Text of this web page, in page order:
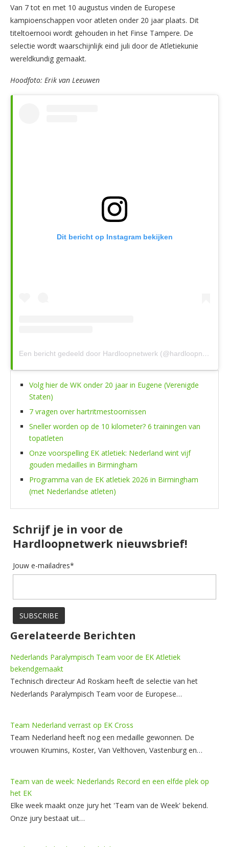
Van 7 tot en met 10 augustus vinden de Europese
kampioenschappen voor atleten onder 20 jaar plaats. Dit
titeltoernooi wordt gehouden in het Finse Tampere. De
selectie wordt waarschijnlijk eind juli door de Atletiekunie
wereldkundig gemaakt.
Hoodfoto: Erik van Leeuwen
Dit bericht op Instagram bekijken
Een bericht gedeeld door Hardloopnetwerk (@hardloopnetwerk)
Volg hier de WK onder 20 jaar in Eugene (Verenigde
Staten)
7 vragen over hartritmestoornissen
Sneller worden op de 10 kilometer? 6 trainingen van
topatleten
Onze voorspelling EK atletiek: Nederland wint vijf
gouden medailles in Birmingham
Programma van de EK atletiek 2026 in Birmingham
(met Nederlandse atleten)
Schrijf je in voor de
Hardloopnetwerk nieuwsbrief!
Jouw e-mailadres*
Gerelateerde Berichten
Nederlands Paralympisch Team voor de EK Atletiek
bekendgemaakt
Technisch directeur Ad Roskam heeft de selectie van het
Nederlands Paralympisch Team voor de Europese…
Team Nederland verrast op EK Cross
Team Nederland heeft nog een medaille gewonnen. De
vrouwen Krumins, Koster, Van Velthoven, Vastenburg en…
Team van de week: Nederlands Record en een elfde plek op
het EK
Elke week maakt onze jury het 'Team van de Week' bekend.
Onze jury bestaat uit…